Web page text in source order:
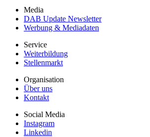
Media
DAB Update Newsletter
Werbung & Mediadaten
Service
Weiterbildung
Stellenmarkt
Organisation
Über uns
Kontakt
Social Media
Instagram
Linkedin